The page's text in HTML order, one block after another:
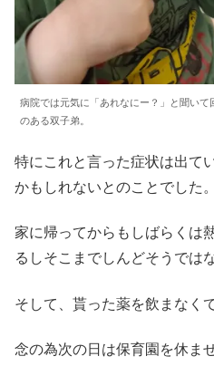
病院では元気に「あれなにー？」と聞い
のある双子弟。
特にこれと言った症状は出て
かもしれないとのことでした。
家に帰ってからもしばらくは
るしそこまでしんどそうではな
そして、貰った薬を飲まなく
念の為次の日は保育園を休ま